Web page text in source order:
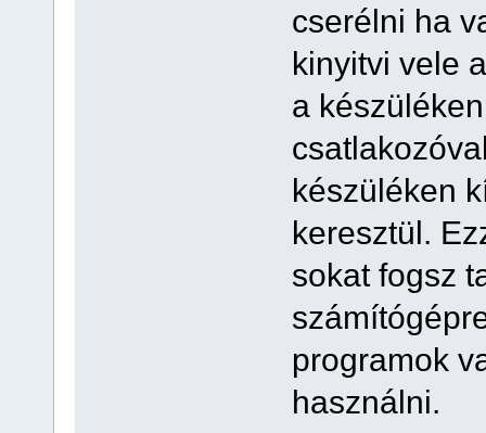
cserélni ha
kinyitvi vele
a
készüléken
keresztül.
sokat fogsz
programok
használni.